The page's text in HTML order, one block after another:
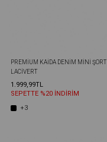
PREMIUM KAIDA DENIM MINI ŞORT
LACIVERT
1.999,99TL
SEPETTE %20 İNDİRİM
+3